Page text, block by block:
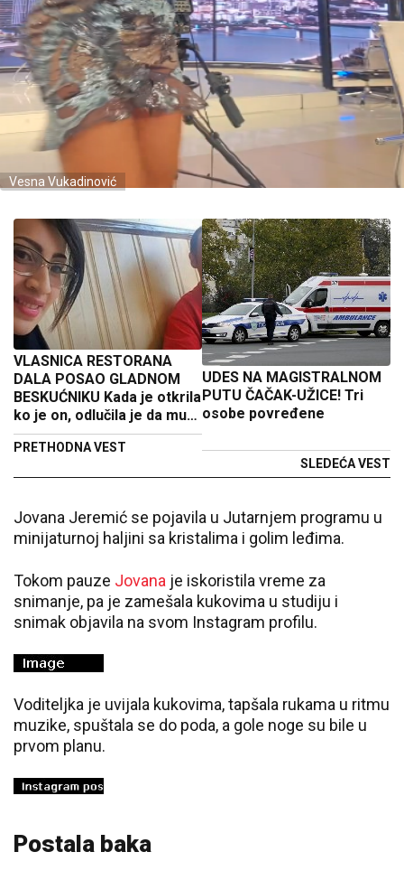
Vesna Vukadinović
VLASNICA RESTORANA
DALA POSAO GLADNOM
BESKUĆNIKU Kada je otkrila
ko je on, odlučila je da mu
pomogne da promeni život
iz korena! (VIDEO)
PRETHODNA VEST
UDES NA MAGISTRALNOM
PUTU ČAČAK-UŽICE! Tri
osobe povređene
SLEDEĆA VEST
Jovana Jeremić se pojavila u Jutarnjem programu u
minijaturnoj haljini sa kristalima i golim leđima.
Tokom pauze Jovana je iskoristila vreme za
snimanje, pa je zamešala kukovima u studiju i
snimak objavila na svom Instagram profilu.
Voditeljka je uvijala kukovima, tapšala rukama u ritmu
muzike, spuštala se do poda, a gole noge su bile u
prvom planu.
Postala baka